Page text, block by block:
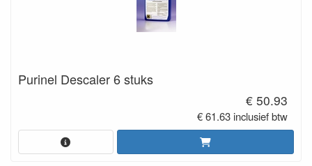
Purinel Descaler 6 stuks
€ 50.93
€ 61.63 inclusief btw